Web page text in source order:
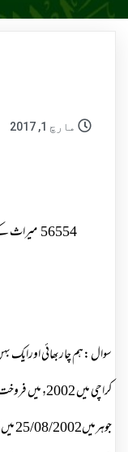
مارچ 1, 2017
56554میراث
سوال :ہم چاربھائی اورایک
کراچی میں